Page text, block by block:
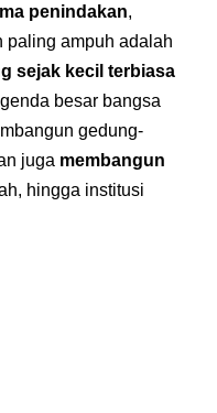
penindakan,
paling ampuh adalah
sejak kecil terbiasa
besar bangsa
gedung-
juga membangun
hingga institusi